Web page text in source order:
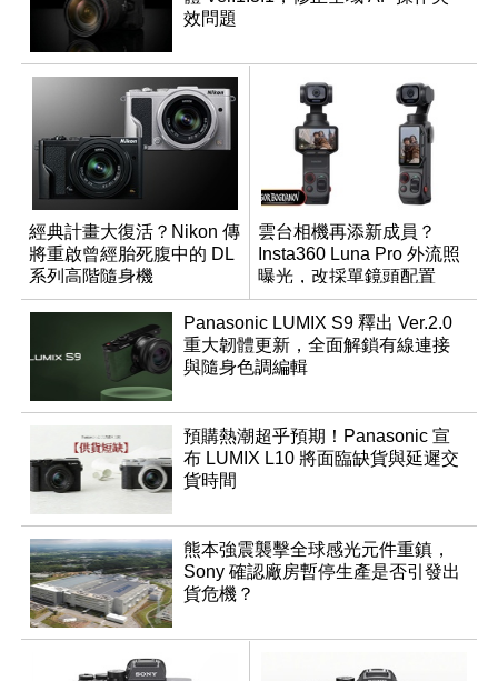
效問題
經典計畫大復活？Nikon 傳
將重啟曾經胎死腹中的 DL
系列高階隨身機
雲台相機再添新成員？
Insta360 Luna Pro 外流照
曝光，改採單鏡頭配置
Panasonic LUMIX S9 釋出 Ver.2.0
重大韌體更新，全面解鎖有線連接
與隨身色調編輯
預購熱潮超乎預期！Panasonic 宣
布 LUMIX L10 將面臨缺貨與延遲交
貨時間
熊本強震襲擊全球感光元件重鎮，
Sony 確認廠房暫停生產是否引發出
貨危機？